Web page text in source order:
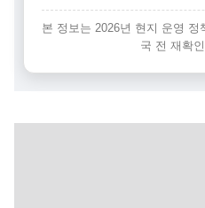
본 정보는 2026년 현지 운영
국 전 재확